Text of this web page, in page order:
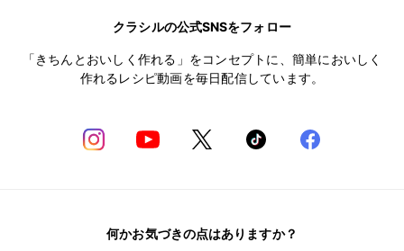
クラシルの公式SNSをフォロー
「きちんとおいしく作れる」をコンセプトに、簡単においしく
作れるレシピ動画を毎日配信しています。
何かお気づきの点はありますか？